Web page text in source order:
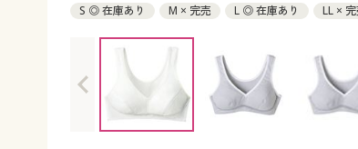
S ◎ 在庫あり M × 完売 L ◎ 在庫あり LL ×